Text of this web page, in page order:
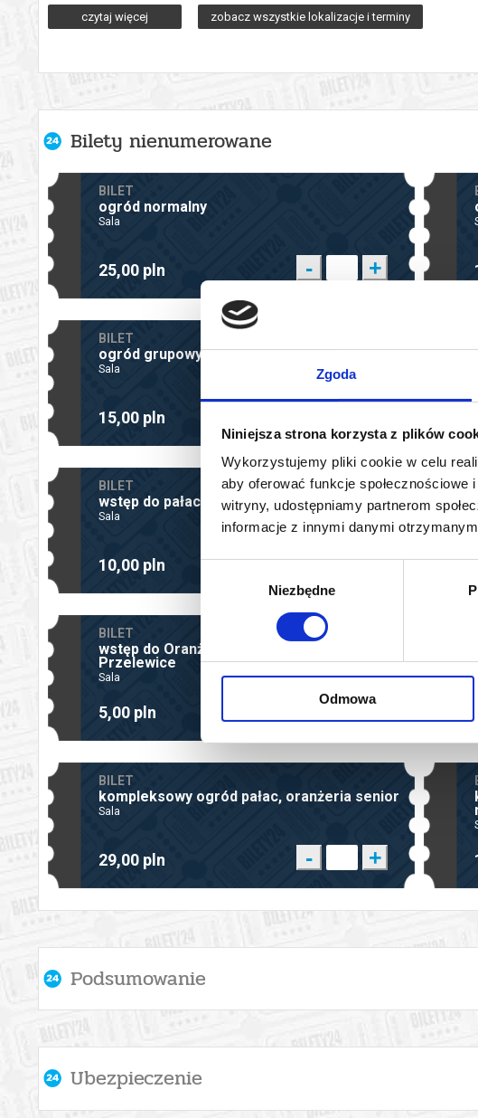
Zgoda
Niniejsza strona korzysta z plików
Wykorzystujemy pliki cookie w celu
aby oferować funkcje
witryny, udostępniamy partnerom
informacje z innymi danymi
zgody
Niezbędne
Odmowa
Bezpieczne zakupy w Bilety24. W przypadku odwołania wydarzenia,
czytaj więcej zobacz wszystkie lokalizacje i terminy
Bilety nienumerowane
BILET
ogród normalny
Sala
25,00 pln - +
BILET
ogród grupowy
Sala
15,00 pln
BILET
wstęp do pałacu
Sala
10,00 pln - +
BILET
wstęp do Oranżerii dla mieszkańca gm.
Przelewice
Sala
5,00 pln +
BILET
kompleksowy ogród pałac, oranżeria senior
Sala
29,00 pln - +
Podsumowanie
Opcje dodatkowe
bilet personalizowany (bez ceny zakupu) - specjalna grafika /
Ubezpieczenie